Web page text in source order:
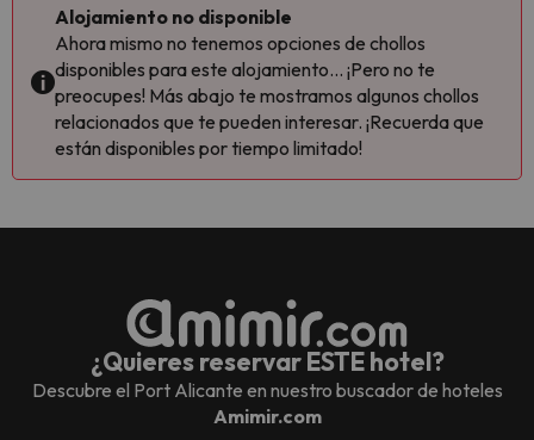
Alojamiento no disponible
Ahora mismo no tenemos opciones de chollos
disponibles para este alojamiento... ¡Pero no te
preocupes! Más abajo te mostramos algunos chollos
relacionados que te pueden interesar. ¡Recuerda que
están disponibles por tiempo limitado!
¿Quieres reservar ESTE hotel?
Descubre el Port Alicante en nuestro buscador de hoteles
Amimir.com